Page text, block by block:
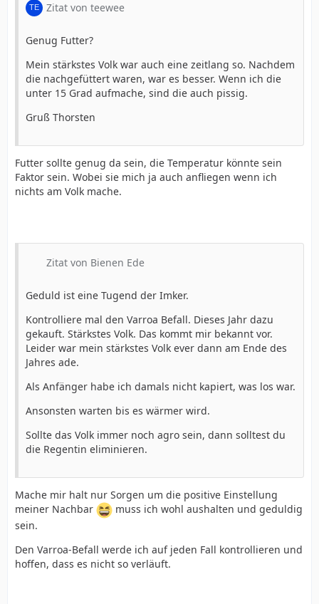
Zitat von teewee
Genug Futter?
Mein stärkstes Volk war auch eine zeitlang so. Nachdem
die nachgefüttert waren, war es besser. Wenn ich die
unter 15 Grad aufmache, sind die auch pissig.
Gruß Thorsten
Futter sollte genug da sein, die Temperatur könnte sein
Faktor sein. Wobei sie mich ja auch anfliegen wenn ich
nichts am Volk mache.
Zitat von Bienen Ede
Geduld ist eine Tugend der Imker.
Kontrolliere mal den Varroa Befall. Dieses Jahr dazu
gekauft. Stärkstes Volk. Das kommt mir bekannt vor.
Leider war mein stärkstes Volk ever dann am Ende des
Jahres ade.
Als Anfänger habe ich damals nicht kapiert, was los war.
Ansonsten warten bis es wärmer wird.
Sollte das Volk immer noch agro sein, dann solltest du
die Regentin eliminieren.
Mache mir halt nur Sorgen um die positive Einstellung
meiner Nachbar
muss ich wohl aushalten und geduldig
sein.
Den Varroa-Befall werde ich auf jeden Fall kontrollieren und
hoffen, dass es nicht so verläuft.